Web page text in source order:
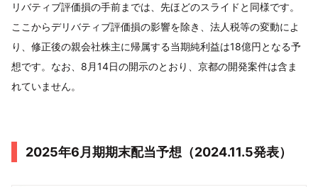
リバティブ評価損の手前までは、先ほどのスライドと同様です。
ここからデリバティブ評価損の影響を除き、法人税等の変動によ
り、修正後の親会社株主に帰属する当期純利益は18億円となる予
想です。なお、8月14日の開示のとおり、京都の開発案件は含ま
れていません。
2025年6月期期末配当予想（2024.11.5発表）